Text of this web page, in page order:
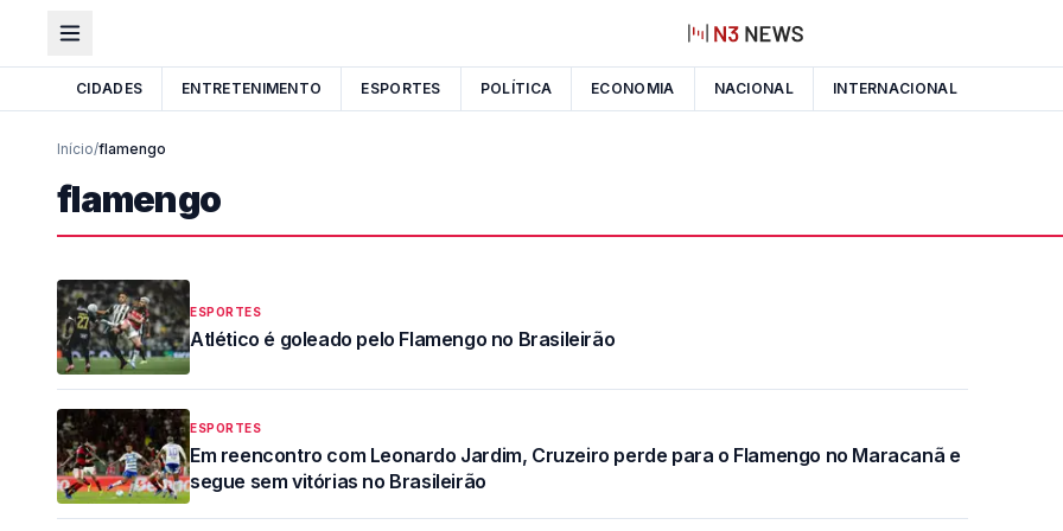
CIDADES ENTRETENIMENTO ESPORTES POLÍTICA ECONOMIA NACIONAL INTERNACIONAL
Início/flamengo
flamengo
ESPORTES
Atlético é goleado pelo Flamengo no Brasileirão
ESPORTES
Em reencontro com Leonardo Jardim, Cruzeiro perde para o Flamengo no Maracanã e
segue sem vitórias no Brasileirão